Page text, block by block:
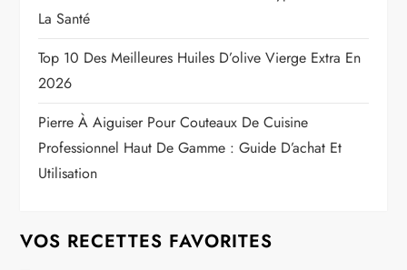
La Santé
Top 10 Des Meilleures Huiles D’olive Vierge Extra En
2026
Pierre À Aiguiser Pour Couteaux De Cuisine
Professionnel Haut De Gamme : Guide D’achat Et
Utilisation
VOS RECETTES FAVORITES